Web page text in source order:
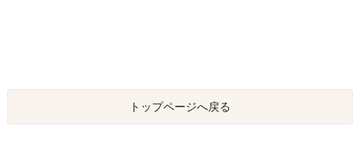
トップページへ戻る